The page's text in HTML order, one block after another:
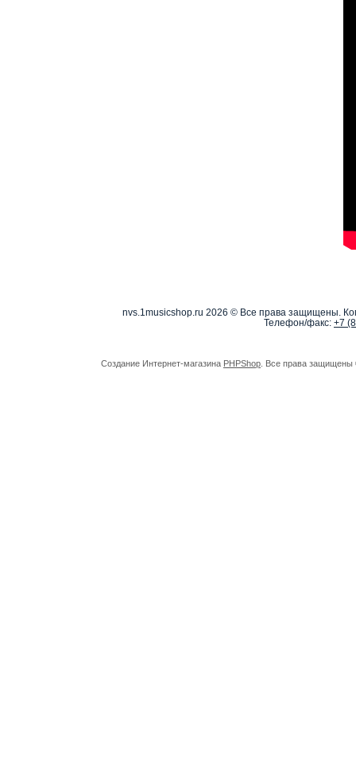
nvs.1musicshop.ru 2026 © Все права защищены.
Телефон/факс: +7
Создание Интернет-магазина PHPShop . Все права защищены